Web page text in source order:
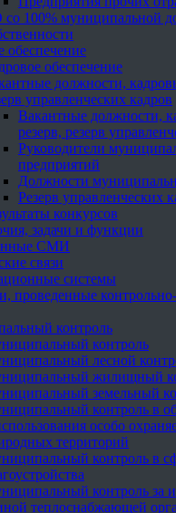
100% муниципальной
обеспечение
обеспечение
должности,
управленческих кадров
Вакантные должности,
резерв, резерв
Руководители
предприятий
Должности
Резерв управленческих
конкурсов
задачи и функции
СМИ
связи
системы
проведенные
контроль
контроль
лесной
жилищный
земельный
контроль в
особо
территорий
контроль в
контроль за
теплоснабжающей